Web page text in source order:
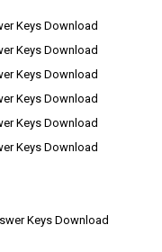
Keys Download
Keys Download
Keys Download
Keys Download
Keys Download
Keys Download
Keys Download